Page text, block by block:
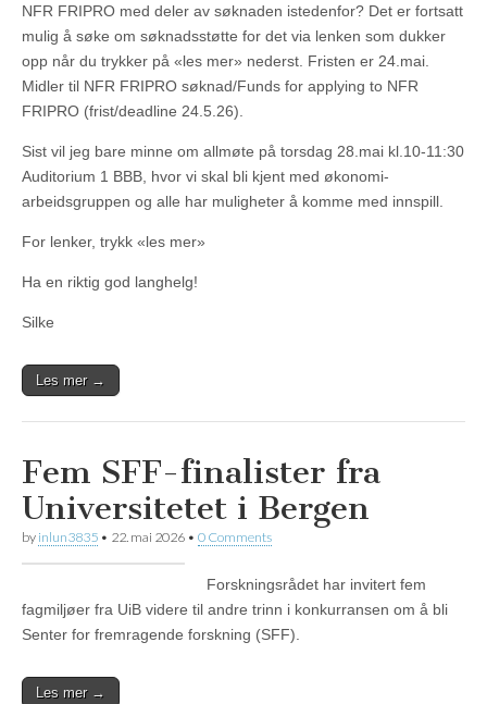
NFR FRIPRO med deler av søknaden istedenfor? Det er fortsatt
mulig å søke om søknadsstøtte for det via lenken som dukker
opp når du trykker på «les mer» nederst. Fristen er 24.mai.
Midler til NFR FRIPRO søknad/Funds for applying to NFR
FRIPRO (frist/deadline 24.5.26).
Sist vil jeg bare minne om allmøte på torsdag 28.mai kl.10-11:30
Auditorium 1 BBB, hvor vi skal bli kjent med økonomi-
arbeidsgruppen og alle har muligheter å komme med innspill.
For lenker, trykk «les mer»
Ha en riktig god langhelg!
Silke
Les mer →
Fem SFF-finalister fra
Universitetet i Bergen
by inlun3835 • 22. mai 2026 • 0 Comments
Forskningsrådet har invitert fem
fagmiljøer fra UiB videre til andre trinn i konkurransen om å bli
Senter for fremragende forskning (SFF).
Les mer →